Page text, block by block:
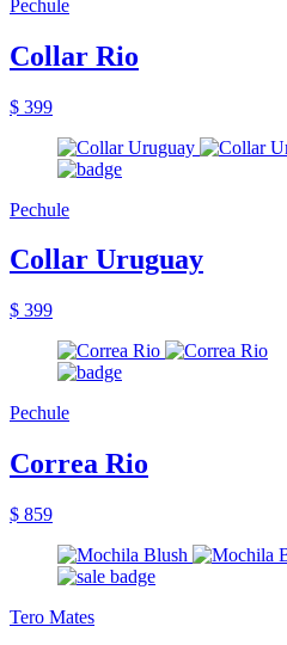
Pechule
Collar Rio
$ 399
Pechule
Collar Uruguay
$ 399
Pechule
Correa Rio
$ 859
Tero Mates